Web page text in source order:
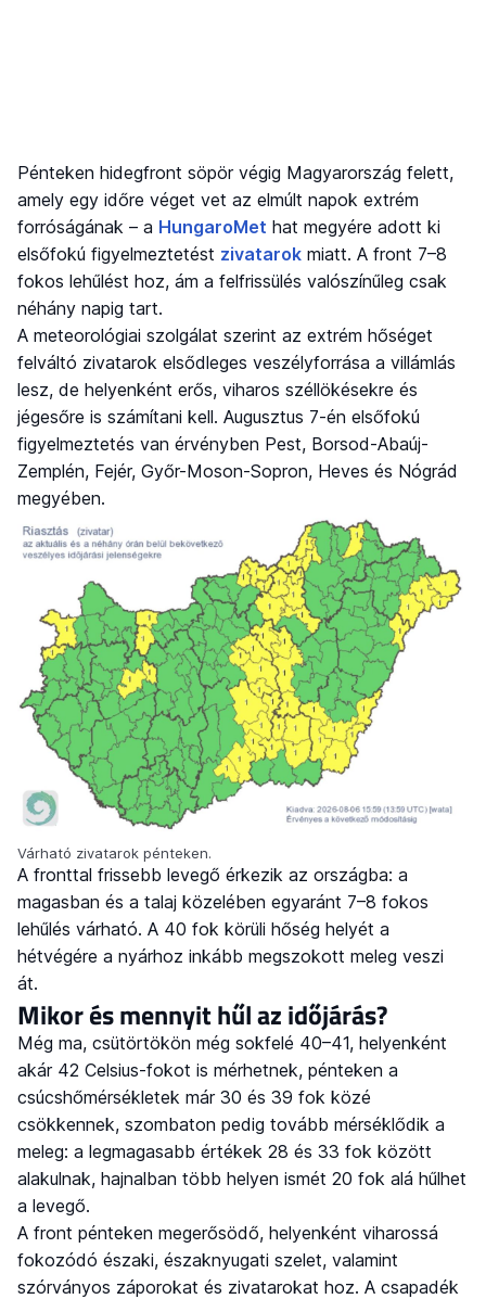
Pénteken hidegfront söpör végig Magyarország felett,
amely egy időre véget vet az elmúlt napok extrém
forróságának – a HungaroMet hat megyére adott ki
elsőfokú figyelmeztetést zivatarok miatt. A front 7–8
fokos lehűlést hoz, ám a felfrissülés valószínűleg csak
néhány napig tart.
A meteorológiai szolgálat szerint az extrém hőséget
felváltó zivatarok elsődleges veszélyforrása a villámlás
lesz, de helyenként erős, viharos széllökésekre és
jégesőre is számítani kell. Augusztus 7-én elsőfokú
figyelmeztetés van érvényben Pest, Borsod-Abaúj-
Zemplén, Fejér, Győr-Moson-Sopron, Heves és Nógrád
megyében.
Várható zivatarok pénteken.
A fronttal frissebb levegő érkezik az országba: a
magasban és a talaj közelében egyaránt 7–8 fokos
lehűlés várható. A 40 fok körüli hőség helyét a
hétvégére a nyárhoz inkább megszokott meleg veszi
át.
Mikor és mennyit hűl az időjárás?
Még ma, csütörtökön még sokfelé 40–41, helyenként
akár 42 Celsius-fokot is mérhetnek, pénteken a
csúcshőmérsékletek már 30 és 39 fok közé
csökkennek, szombaton pedig tovább mérséklődik a
meleg: a legmagasabb értékek 28 és 33 fok között
alakulnak, hajnalban több helyen ismét 20 fok alá hűlhet
a levegő.
A front pénteken megerősödő, helyenként viharossá
fokozódó északi, északnyugati szelet, valamint
szórványos záporokat és zivatarokat hoz. A csapadék